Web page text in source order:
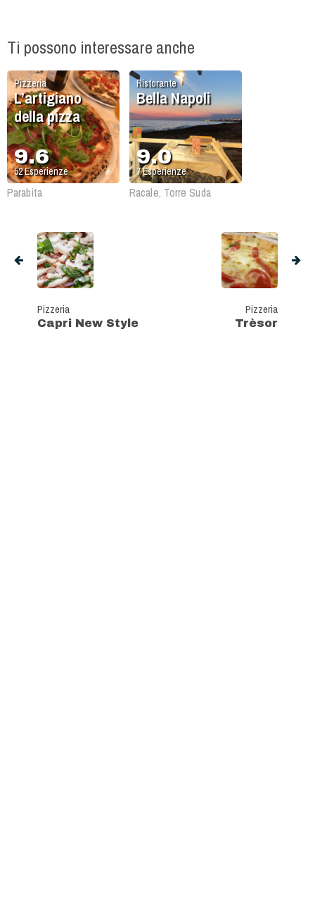
Ti possono interessare anche
Pizzeria
L’artigiano
della pizza
9.6
52Esperienze
Parabita
Ristorante
Bella Napoli
9.0
7Esperienze
Racale, Torre Suda
Pizzeria
Capri New Style
Pizzeria
Trèsor